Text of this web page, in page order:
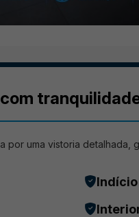
por uma vistoria detalhada,